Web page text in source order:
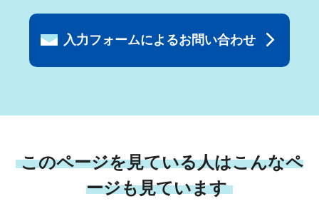
入力フォームによるお問い合わせ
このページを見ている人はこんなペ
ージも見ています